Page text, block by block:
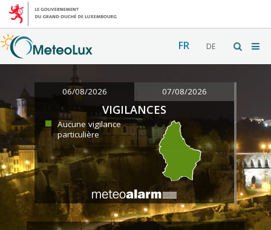
FR DE
06/08/2026 07/08/2026
VIGILANCES
Aucune vigilance
particulière